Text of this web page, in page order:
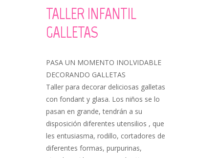
TALLER INFANTIL
GALLETAS
PASA UN MOMENTO INOLVIDABLE
DECORANDO GALLETAS
Taller para decorar deliciosas galletas
con fondant y glasa. Los niños se lo
pasan en grande, tendrán a su
disposición diferentes utensilios , que
les entusiasma, rodillo, cortadores de
diferentes formas, purpurinas,